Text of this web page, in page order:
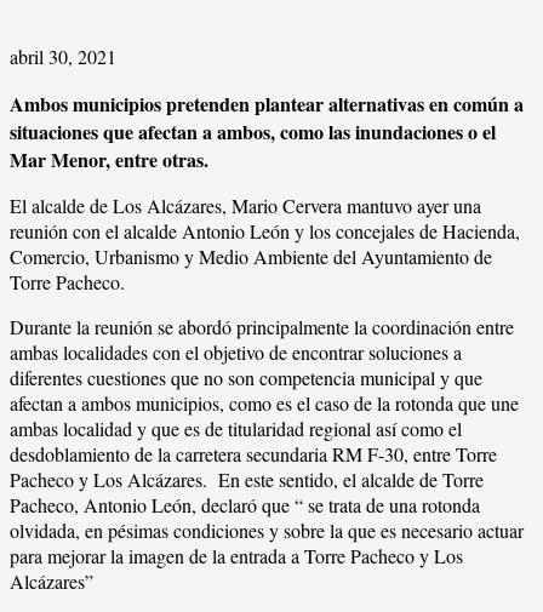
abril 30, 2021
Ambos municipios pretenden plantear alternativas en común a
situaciones que afectan a ambos, como las inundaciones o el
Mar Menor, entre otras.
El alcalde de Los Alcázares, Mario Cervera mantuvo ayer una
reunión con el alcalde Antonio León y los concejales de Hacienda,
Comercio, Urbanismo y Medio Ambiente del Ayuntamiento de
Torre Pacheco.
Durante la reunión se abordó principalmente la coordinación entre
ambas localidades con el objetivo de encontrar soluciones a
diferentes cuestiones que no son competencia municipal y que
afectan a ambos municipios, como es el caso de la rotonda que une
ambas localidad y que es de titularidad regional así como el
desdoblamiento de la carretera secundaria RM F-30, entre Torre
Pacheco y Los Alcázares. En este sentido, el alcalde de Torre
Pacheco, Antonio León, declaró que “ se trata de una rotonda
olvidada, en pésimas condiciones y sobre la que es necesario actuar
para mejorar la imagen de la entrada a Torre Pacheco y Los
Alcázares”